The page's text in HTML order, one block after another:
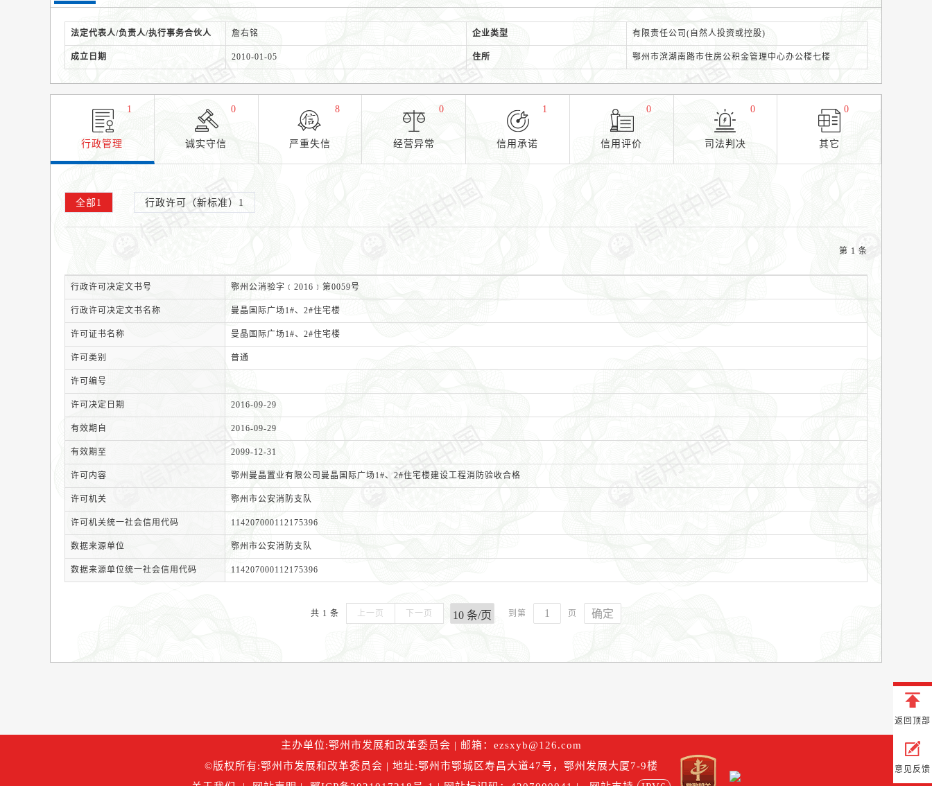
法定代表人/负责人/执行事务合伙人 詹右铭 企业类型 有限责任公司(自然人投资或控股)
成立日期 2010-01-05 住所 鄂州市滨湖南路市住房公积金管理中心办公楼七楼
行政管理
1
诚实守信
0
严重失信
8
经营异常
0
信用承诺
1
信用评价
0
司法判决
0
其它
0
全部 1 行政许可（新标准） 1
第 1 条
行政许可决定文书号 鄂州公消验字﹝2016﹞第0059号
行政许可决定文书名称 曼晶国际广场1#、2#住宅楼
许可证书名称 曼晶国际广场1#、2#住宅楼
许可类别 普通
许可编号
许可决定日期 2016-09-29
有效期自 2016-09-29
有效期至 2099-12-31
许可内容 鄂州曼晶置业有限公司曼晶国际广场1#、2#住宅楼建设工程消防验收合格
许可机关 鄂州市公安消防支队
许可机关统一社会信用代码 114207000112175396
数据来源单位 鄂州市公安消防支队
数据来源单位统一社会信用代码 114207000112175396
共 1 条 上一页 下一页 到第 页 确定
返回顶部
意见反馈
主办单位:鄂州市发展和改革委员会 | 邮箱：ezsxyb@126.com
©版权所有:鄂州市发展和改革委员会 | 地址:鄂州市鄂城区寿昌大道47号，鄂州发展大厦7-9楼